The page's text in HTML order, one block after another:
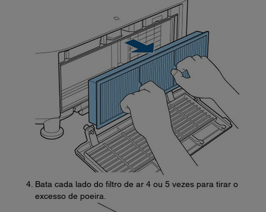
Bata cada lado do filtro de ar 4 ou 5 vezes para tirar o
excesso de poeira.